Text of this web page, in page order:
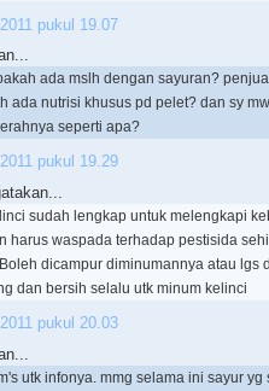
pukul 19.07
ada mslh dengan sayuran?
ada nutrisi khusus pd pelet? dan sy
seperti apa?
pukul 19.29
sudah lengkap untuk melengkapi
harus waspada terhadap pestisida
dicampur diminumannya atau lgs
dan bersih selalu utk minum kelinci
pukul 20.03
utk infonya. mmg selama ini sayur yg